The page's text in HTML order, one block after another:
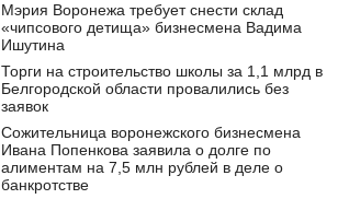
Мэрия Воронежа требует снести склад
«чипсового детища» бизнесмена Вадима
Ишутина
Торги на строительство школы за 1,1 млрд в
Белгородской области провалились без
заявок
Сожительница воронежского бизнесмена
Ивана Попенкова заявила о долге по
алиментам на 7,5 млн рублей в деле о
банкротстве